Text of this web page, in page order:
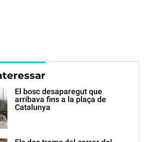
El bosc desaparegut que
arribava fins a la plaça de
Catalunya